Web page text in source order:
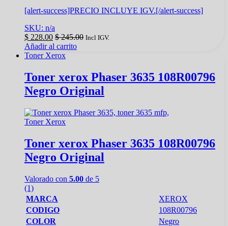
[alert-success]PRECIO INCLUYE IGV.[/alert-success]
SKU: n/a
$ 228.00 $245.00 Incl IGV.
Añadir al carrito
Toner Xerox
Toner xerox Phaser 3635 108R00796
Negro Original
Toner Xerox
Toner xerox Phaser 3635 108R00796
Negro Original
Valorado con 5.00 de 5
(1)
MARCA
XEROX
CODIGO
108R00796
COLOR
Negro